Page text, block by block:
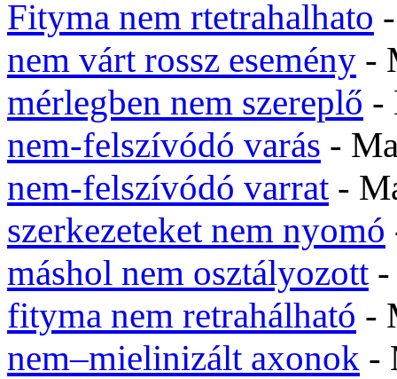
Fityma nem rtetrahalhato
nem várt rossz esemény -
mérlegben nem szereplő -
nem-felszívódó varás -
nem-felszívódó varrat-
szerkezeteket nem nyomó
máshol nem osztályozott-
fityma nem retrahálható -
nem–mielinizált axonok -